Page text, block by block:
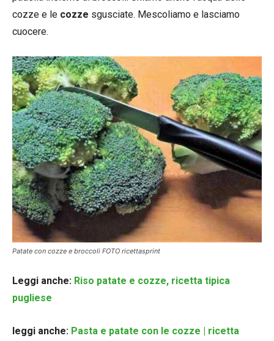
cozze e le cozze sgusciate. Mescoliamo e lasciamo
cuocere.
Patate con cozze e broccoli FOTO ricettasprint
Leggi anche: Riso patate e cozze, ricetta tipica
pugliese
leggi anche: Pasta e patate con le cozze | ricetta